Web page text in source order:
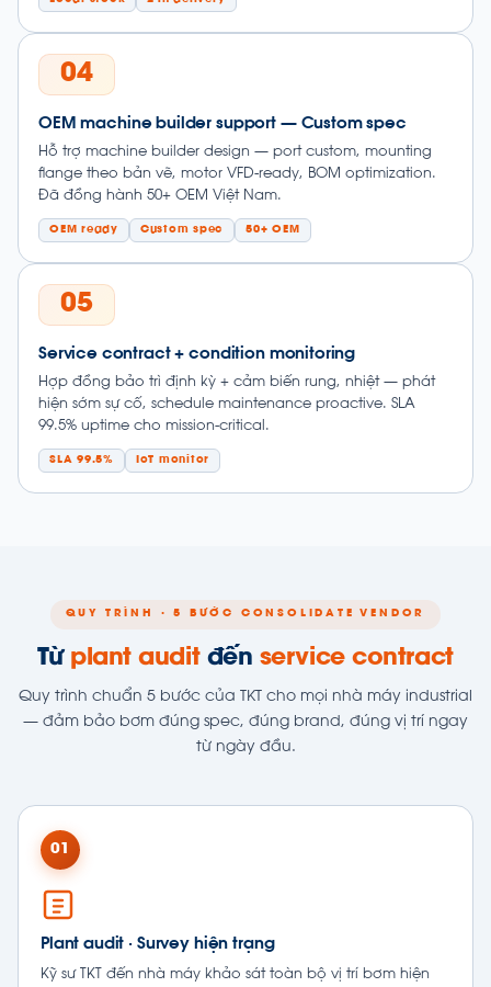
04
OEM machine builder support — Custom spec
Hỗ trợ machine builder design — port custom, mounting
flange theo bản vẽ, motor VFD-ready, BOM optimization.
Đã đồng hành 50+ OEM Việt Nam.
OEM ready Custom spec 50+ OEM
05
Service contract + condition monitoring
Hợp đồng bảo trì định kỳ + cảm biến rung, nhiệt — phát
hiện sớm sự cố, schedule maintenance proactive. SLA
99.5% uptime cho mission-critical.
SLA 99.5% IoT monitor
QUY TRÌNH · 5 BƯỚC CONSOLIDATE VENDOR
Từ plant auditđến service contract
Quy trình chuẩn 5 bước của TKT cho mọi nhà máy industrial
— đảm bảo bơm đúng spec, đúng brand, đúng vị trí ngay
từ ngày đầu.
01
Plant audit · Survey hiện trạng
Kỹ sư TKT đến nhà máy khảo sát toàn bộ vị trí bơm hiện